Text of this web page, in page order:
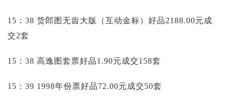
15：38 货郎图无齿大版（互动金标）好品2188.00元成
交2套
15：38 高逸图套票好品1.90元成交158套
15：39 1998年份票好品72.00元成交50套